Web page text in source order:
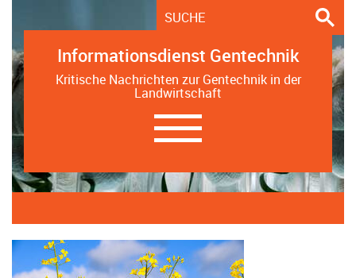
Informationsdienst Gentechnik
Kritische Nachrichten zur Gentechnik in der
Landwirtschaft
Navigation
ein-/ausblenden